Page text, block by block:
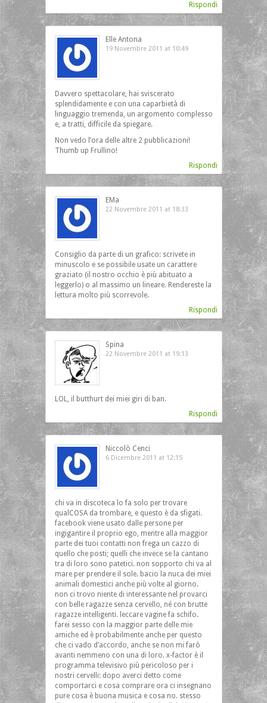
Rispondi
Elle Antona
19 Novembre 2011 at 10:49
Davvero spettacolare, hai sviscerato
splendidamente e con una caparbietà di
linguaggio tremenda, un argomento complesso
e, a tratti, difficile da spiegare.
Non vedo l’ora delle altre 2 pubblicazioni!
Thumb up Frullino!
Rispondi
EMa
22 Novembre 2011 at 18:33
Consiglio da parte di un grafico: scrivete in
minuscolo e se possibile usate un carattere
graziato (il nostro occhio è più abituato a
leggerlo) o al massimo un lineare. Rendereste la
lettura molto più scorrevole.
Rispondi
Spina
22 Novembre 2011 at 19:13
LOL, il butthurt dei miei giri di ban.
Rispondi
Niccolò Cenci
6 Dicembre 2011 at 12:15
chi va in discoteca lo fa solo per trovare
qualCOSA da trombare, e questo è da sfigati.
facebook viene usato dalle persone per
ingigantire il proprio ego, mentre alla maggior
parte dei tuoi contatti non frega un cazzo di
quello che posti; quelli che invece se la cantano
tra di loro sono patetici. non sopporto chi va al
mare per prendere il sole. bacio la nuca dei miei
animali domestici anche più volte al giorno.
non ci trovo niente di interessante nel provarci
con belle ragazze senza cervello, né con brutte
ragazze intelligenti. leccare vagine fa schifo.
farei sesso con la maggior parte delle mie
amiche ed è probabilmente anche per questo
che ci vado d’accordo, anche se non mi farò
avanti nemmeno con una di loro. x-factor è il
programma televisivo più pericoloso per i
nostri cervelli: dopo averci detto come
comportarci e cosa comprare ora ci insegnano
pure cosa è buona musica e cosa no. stesso